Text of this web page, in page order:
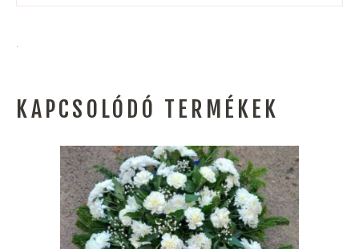
.
KAPCSOLÓDÓ TERMÉKEK